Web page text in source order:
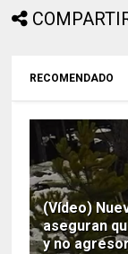
RECOMENDADO
(Vídeo)
aseguran
y no